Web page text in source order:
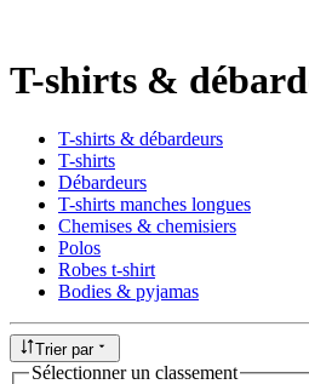
T-shirts &
T-shirts & débardeurs
T-shirts
Débardeurs
T-shirts manches longues
Chemises & chemisiers
Polos
Robes t-shirt
Bodies & pyjamas
Trier par
Sélectionner un classement